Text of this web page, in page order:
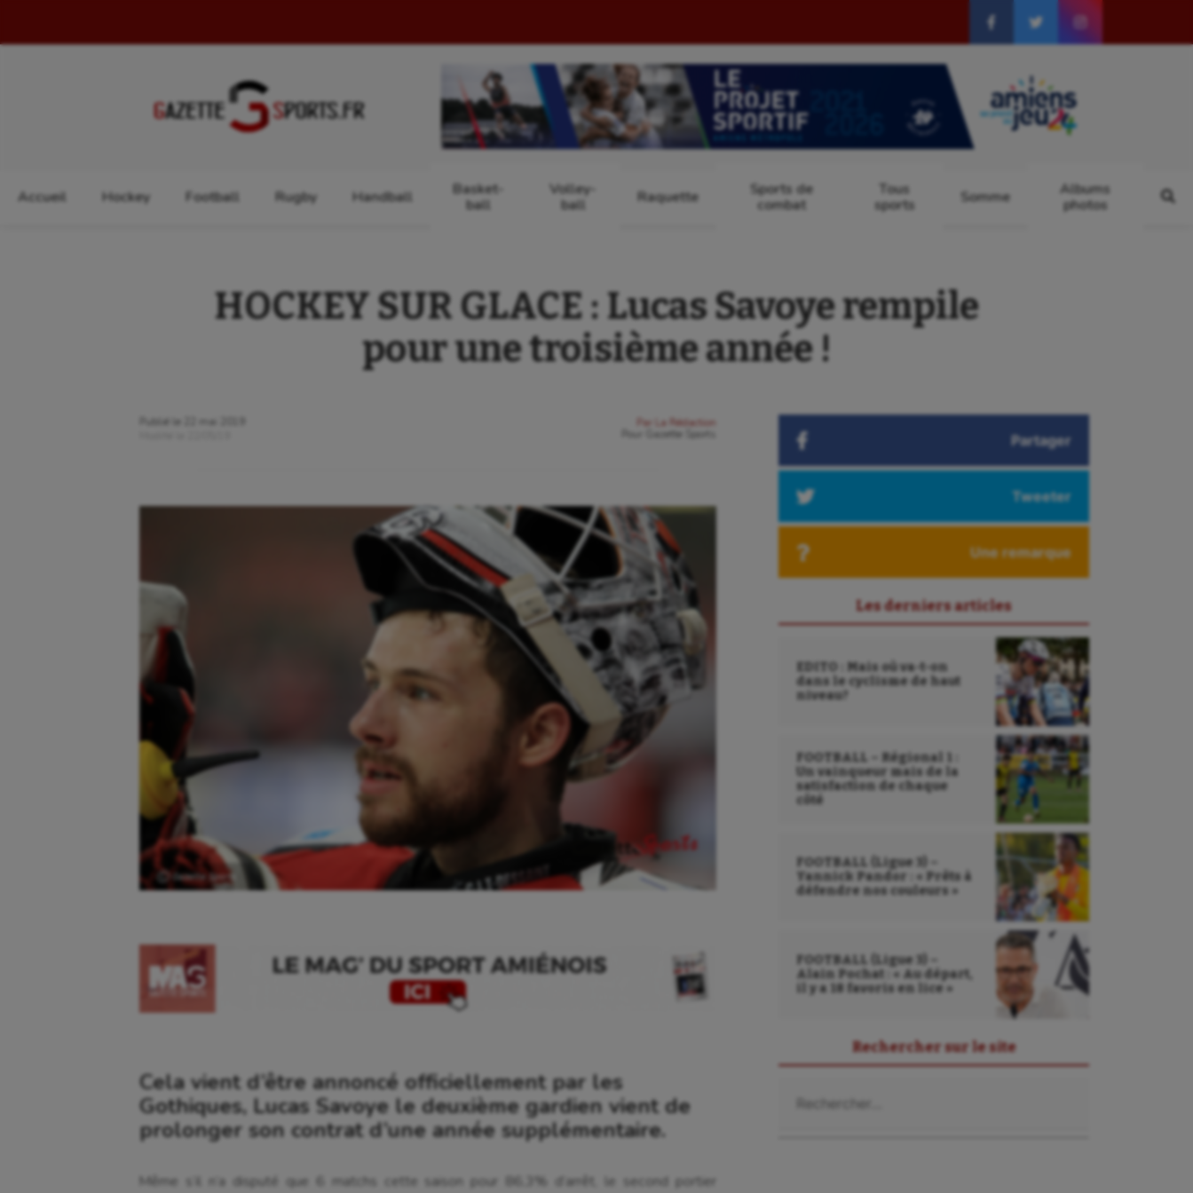
Accueil Hockey Football Rugby Handball
Basket-
ball
Volley-
ball
Raquette
Sports de
combat
Tous
sports
Somme
Albums
photos
Aéronautique
Danse
Kayak-polo
HOCKEY SUR GLACE : Lucas Savoye rempile
pour une troisième année !
Publié le
22 mai 2019
Par
La Rédaction
Gazette Sports
Ⓒ Gazette Sports
Cela vient d’être annoncé officiellement par les
Gothiques, Lucas Savoye le deuxième gardien vient de
prolonger son contrat d’une année supplémentaire.
Même s’il n’a disputé que 6 matchs cette saison pour 86,3% d’arrêt, le second portier
Partager
Tweeter
Une remarque
Les derniers articles
EDITO : Mais où va-t-on
dans le cyclisme de haut
niveau?
FOOTBALL – Régional 1 :
Un vainqueur mais de la
satisfaction de chaque
côté
FOOTBALL (Ligue 3) –
Yannick Pandor : « Prêts à
défendre nos couleurs »
FOOTBALL (Ligue 3) –
Alain Pochat : « Au départ,
il y a 18 favoris en lice »
Rechercher sur le site